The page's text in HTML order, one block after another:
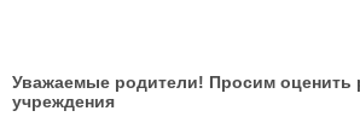
Уважаемые родители! Просим оценить
учреждения